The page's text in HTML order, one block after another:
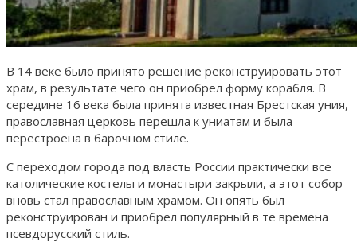
В 14 веке было принято решение реконструировать этот
храм, в результате чего он приобрел форму корабля. В
середине 16 века была принята известная Брестская уния,
православная церковь перешла к униатам и была
перестроена в барочном стиле.
С переходом города под власть России практически все
католические костелы и монастыри закрыли, а этот собор
вновь стал православным храмом. Он опять был
реконструирован и приобрел популярный в те времена
псевдорусский стиль.